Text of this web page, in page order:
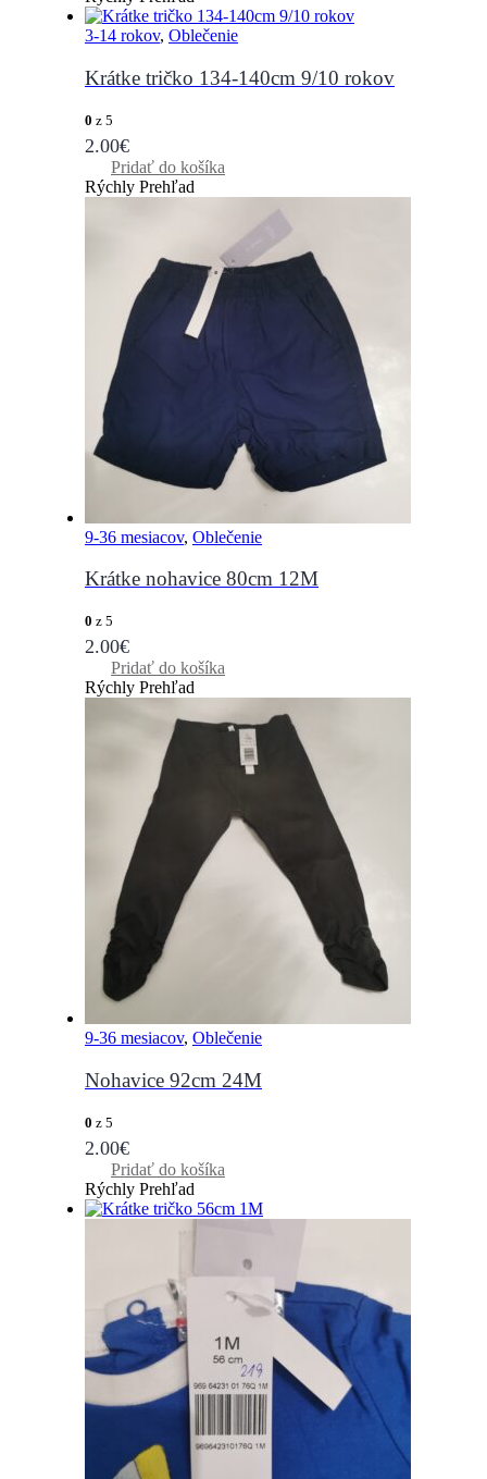
3-14 rokov, Oblečenie
Krátke tričko 134-140cm 9/10 rokov
0 z 5
2.00€
Pridať do košíka
Rýchly Prehľad
9-36 mesiacov, Oblečenie
Krátke nohavice 80cm 12M
0 z 5
2.00€
Pridať do košíka
Rýchly Prehľad
9-36 mesiacov, Oblečenie
Nohavice 92cm 24M
0 z 5
2.00€
Pridať do košíka
Rýchly Prehľad